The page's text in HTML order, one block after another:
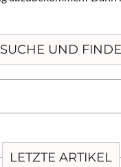
SUCHE UND FINDE
LETZTE ARTIKEL